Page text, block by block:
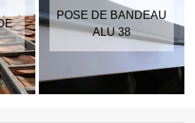
POSE DE BANDEAU
ALU 38